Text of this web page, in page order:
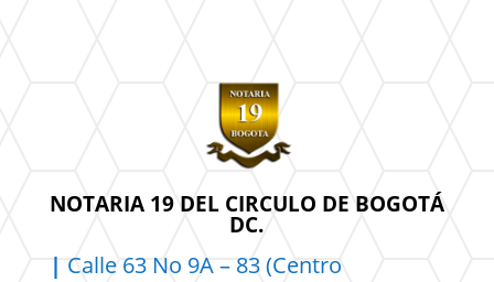
NOTARIA 19 DEL CIRCULO DE BOGOTÁ
DC.
| Calle 63 No 9A – 83 (Centro